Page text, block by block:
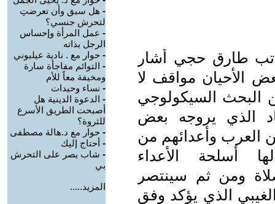
طارق حجي أشار
الأحيان مواقف لا
البحث السيكولوجي
الذي يروجه بعض
العرب وأعدائهم من
أسلحة الأعداء
ومن ثم سينتصر
الذي يؤكد وفق
- هل سبق وأن تعرضتِ
لتحرش جنسي؟
- عمل المرأة وإحساس
الرجل بذاته
- حوار مع . نادية عيلبوني
- التوائم مفاجأة سارة
ومخيفة معاً للأم
- نساء وحيدات
- الدعوة الدينية هل
أصبحت الطريق الأسرع
للثروة؟
- حوار مع د.هالة مصطفى
- أحتاج إليك
- شاب يصر على التحرش
بي
المزيد.....